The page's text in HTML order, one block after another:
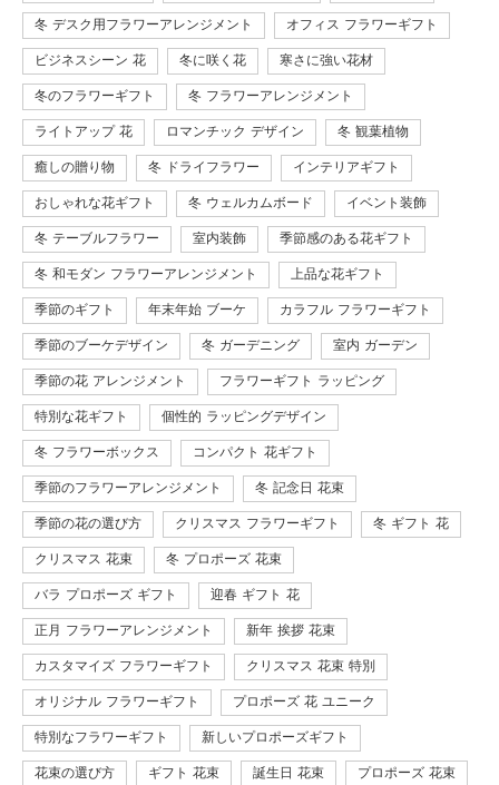
冬 デスク用フラワーアレンジメント オフィス フラワーギフト
ビジネスシーン 花 冬に咲く花 寒さに強い花材
冬のフラワーギフト 冬 フラワーアレンジメント
ライトアップ 花 ロマンチック デザイン 冬 観葉植物
癒しの贈り物 冬 ドライフラワー インテリアギフト
おしゃれな花ギフト 冬 ウェルカムボード イベント装飾
冬 テーブルフラワー 室内装飾 季節感のある花ギフト
冬 和モダン フラワーアレンジメント 上品な花ギフト
季節のギフト 年末年始 ブーケ カラフル フラワーギフト
季節のブーケデザイン 冬 ガーデニング 室内 ガーデン
季節の花 アレンジメント フラワーギフト ラッピング
特別な花ギフト 個性的 ラッピングデザイン
冬 フラワーボックス コンパクト 花ギフト
季節のフラワーアレンジメント 冬 記念日 花束
季節の花の選び方 クリスマス フラワーギフト 冬 ギフト 花
クリスマス 花束 冬 プロポーズ 花束
バラ プロポーズ ギフト 迎春 ギフト 花
正月 フラワーアレンジメント 新年 挨拶 花束
カスタマイズ フラワーギフト クリスマス 花束 特別
オリジナル フラワーギフト プロポーズ 花 ユニーク
特別なフラワーギフト 新しいプロポーズギフト
花束の選び方 ギフト 花束 誕生日 花束 プロポーズ 花束